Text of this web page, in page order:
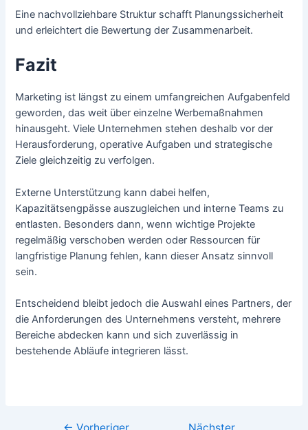
Eine nachvollziehbare Struktur schafft Planungssicherheit
und erleichtert die Bewertung der Zusammenarbeit.
Fazit
Marketing ist längst zu einem umfangreichen Aufgabenfeld
geworden, das weit über einzelne Werbemaßnahmen
hinausgeht. Viele Unternehmen stehen deshalb vor der
Herausforderung, operative Aufgaben und strategische
Ziele gleichzeitig zu verfolgen.
Externe Unterstützung kann dabei helfen,
Kapazitätsengpässe auszugleichen und interne Teams zu
entlasten. Besonders dann, wenn wichtige Projekte
regelmäßig verschoben werden oder Ressourcen für
langfristige Planung fehlen, kann dieser Ansatz sinnvoll
sein.
Entscheidend bleibt jedoch die Auswahl eines Partners, der
die Anforderungen des Unternehmens versteht, mehrere
Bereiche abdecken kann und sich zuverlässig in
bestehende Abläufe integrieren lässt.